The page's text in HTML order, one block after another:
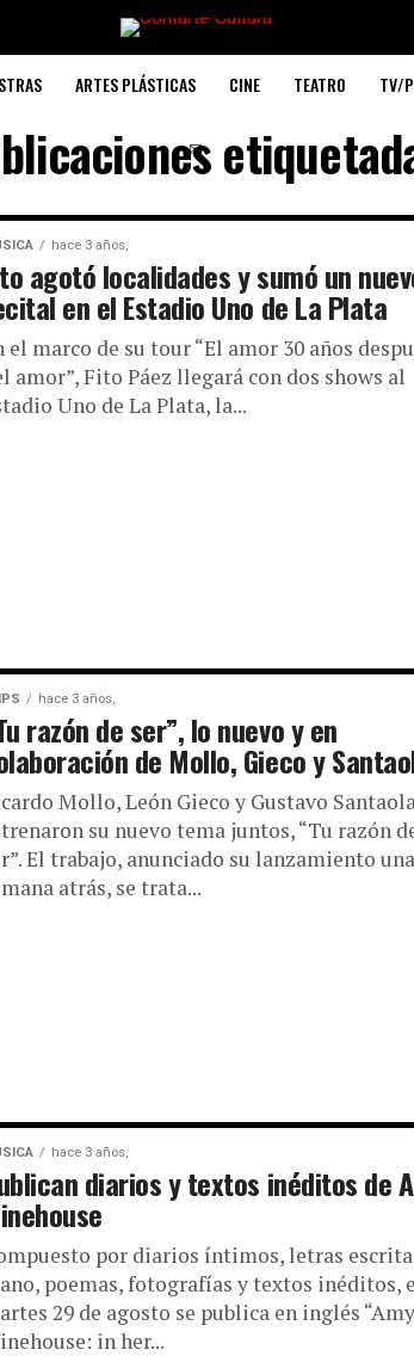
ARTES PLÁSTICAS CINE TEATRO TV/
✉
hace 3 años,
agotó localidades y sumó un
en el Estadio Uno de La Plata
el marco de su tour “El amor 30 años
amor”, Fito Páez llegará con dos shows al
Uno de La Plata, la...
hace 3 años,
razón de ser”, lo nuevo y en
de Mollo, Gieco y
Mollo, León Gieco y Gustavo
su nuevo tema juntos, “Tu razón
El trabajo, anunciado su lanzamiento una
atrás, se trata...
hace 3 años,
diarios y textos inéditos de
por diarios íntimos, letras
poemas, fotografías y textos inéditos,
29 de agosto se publica en inglés “Amy
in her...